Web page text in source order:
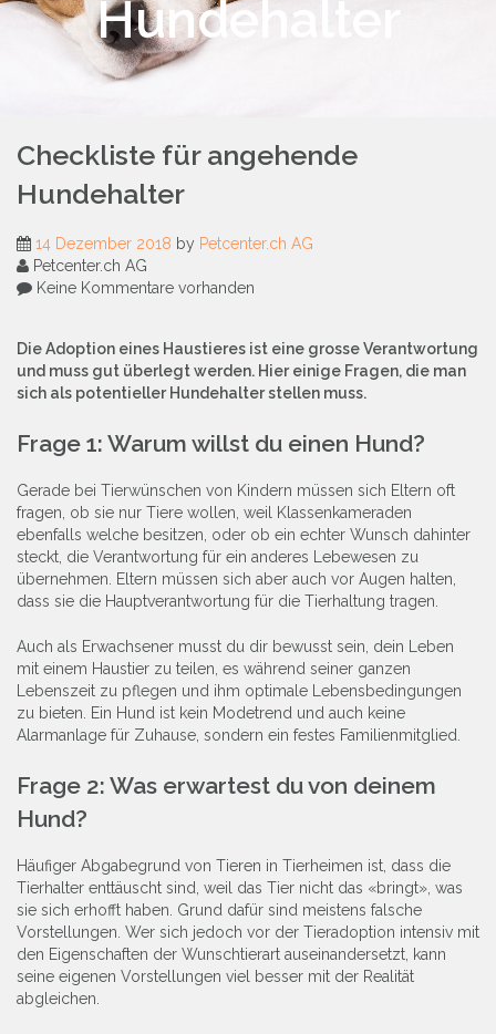
Hundehalter
Checkliste für angehende
Hundehalter
14 Dezember 2018 by Petcenter.ch AG
Petcenter.ch AG
Keine Kommentare vorhanden
Die Adoption eines Haustieres ist eine grosse Verantwortung
und muss gut überlegt werden. Hier einige Fragen, die man
sich als potentiellerHundehalter stellen muss.
Frage 1: Warum willst du einen Hund?
Gerade bei Tierwünschen von Kindern müssen sich Eltern oft
fragen, ob sie nur Tiere wollen, weil Klassenkameraden
ebenfalls welche besitzen, oder ob ein echter Wunsch dahinter
steckt, die Verantwortung für ein anderes Lebewesen zu
übernehmen. Eltern müssen sich aber auch vor Augen halten,
dass sie die Hauptverantwortung für die Tierhaltung tragen.
Auch als Erwachsener musst du dir bewusst sein, dein Leben
mit einem Haustier zu teilen, es während seiner ganzen
Lebenszeit zu pflegen und ihm optimale Lebensbedingungen
zu bieten. Ein Hund ist kein Modetrend und auch keine
Alarmanlage für Zuhause, sondern ein festes Familienmitglied.
Frage 2: Was erwartest du von deinem
Hund?
Häufiger Abgabegrund von Tieren in Tierheimen ist, dass die
Tierhalter enttäuscht sind, weil das Tier nicht das «bringt», was
sie sich erhofft haben. Grund dafür sind meistens falsche
Vorstellungen. Wer sich jedoch vor der Tieradoption intensiv mit
den Eigenschaften der Wunschtierart auseinandersetzt, kann
seine eigenen Vorstellungen viel besser mit der Realität
abgleichen.